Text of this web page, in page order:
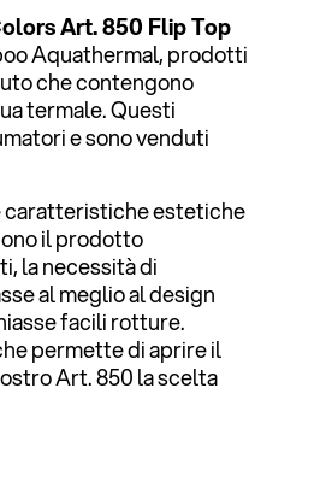
Art. 850 Flip Top
Aquathermal, prodotti
che contengono
termale. Questi
e sono venduti
caratteristiche estetiche
il prodotto
la necessità di
al meglio al design
facili rotture.
permette di aprire il
Art. 850 la scelta